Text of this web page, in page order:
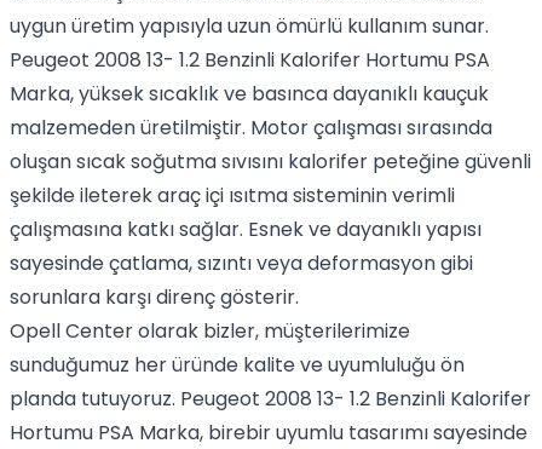
uygun üretim yapısıyla uzun ömürlü kullanım sunar.
Peugeot 2008 13- 1.2 Benzinli Kalorifer Hortumu PSA
Marka, yüksek sıcaklık ve basınca dayanıklı kauçuk
malzemeden üretilmiştir. Motor çalışması sırasında
oluşan sıcak soğutma sıvısını kalorifer peteğine güvenli
şekilde ileterek araç içi ısıtma sisteminin verimli
çalışmasına katkı sağlar. Esnek ve dayanıklı yapısı
sayesinde çatlama, sızıntı veya deformasyon gibi
sorunlara karşı direnç gösterir.
Opell Center olarak bizler, müşterilerimize
sunduğumuz her üründe kalite ve uyumluluğu ön
planda tutuyoruz. Peugeot 2008 13- 1.2 Benzinli Kalorifer
Hortumu PSA Marka, birebir uyumlu tasarımı sayesinde